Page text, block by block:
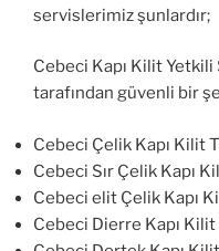
servislerimiz şunlardır;
Cebeci Kapı Kilit
tarafından güvenli bir
Cebeci Çelik Kapı Kilit
Cebeci Sır Çelik Kapı
Cebeci elit Çelik Kapı
Cebeci Dierre Kapı